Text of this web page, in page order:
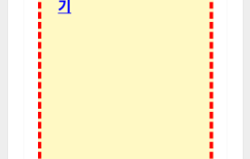
기